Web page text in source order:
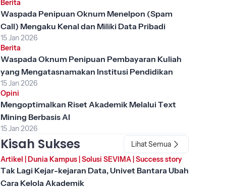
Berita
Waspada Penipuan Oknum Menelpon (Spam
Call) Mengaku Kenal dan Miliki Data Pribadi
15 Jan 2026
Berita
Waspada Oknum Penipuan Pembayaran Kuliah
yang Mengatasnamakan Institusi Pendidikan
15 Jan 2026
Opini
Mengoptimalkan Riset Akademik Melalui Text
Mining Berbasis AI
15 Jan 2026
Kisah Sukses
Lihat Semua
Artikel Dunia Kampus| Solusi SEVIMA| Success story
Tak Lagi Kejar-kejaran Data, Univet Bantara Ubah
Cara Kelola Akademik